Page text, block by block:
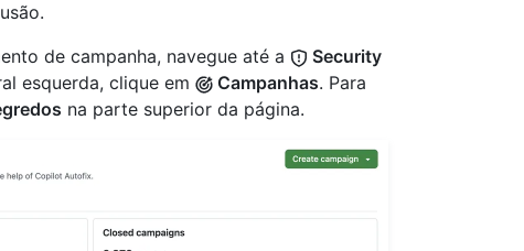
de campanha, navegue até a
Security
esquerda, clique em Campanhas. Para
na parte superior da página.